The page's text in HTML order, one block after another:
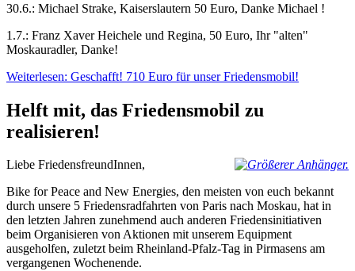
30.6.: Michael Strake, Kaiserslautern 50 Euro, Danke Michael !
1.7.: Franz Xaver Heichele und Regina, 50 Euro, Ihr "alten"
Moskauradler, Danke!
Weiterlesen: Geschafft! 710 Euro für unser Friedensmobil!
Helft mit, das Friedensmobil zu
realisieren!
Liebe FriedensfreundInnen,
Bike for Peace and New Energies, den meisten von euch bekannt
durch unsere 5 Friedensradfahrten von Paris nach Moskau, hat in
den letzten Jahren zunehmend auch anderen Friedensinitiativen
beim Organisieren von Aktionen mit unserem Equipment
ausgeholfen, zuletzt beim Rheinland-Pfalz-Tag in Pirmasens am
vergangenen Wochenende.